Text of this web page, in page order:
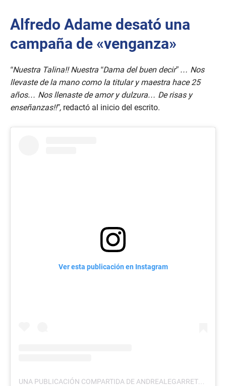
Alfredo Adame desató una
campaña de «venganza»
“Nuestra Talina!! Nuestra “Dama del buen decir” … Nos
llevaste de la mano como la titular y maestra hace 25
años… Nos llenaste de amor y dulzura… De risas y
enseñanzas!!”, redactó al inicio del escrito.
Ver esta publicación en Instagram
UNA PUBLICACIÓN COMPARTIDA DE ANDREALEGARRETA (@ANDREALEGARRETA)